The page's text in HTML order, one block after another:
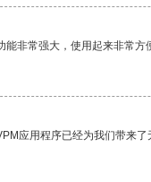
能非常强大，使用起来非常方
应用程序已经为我们带来了